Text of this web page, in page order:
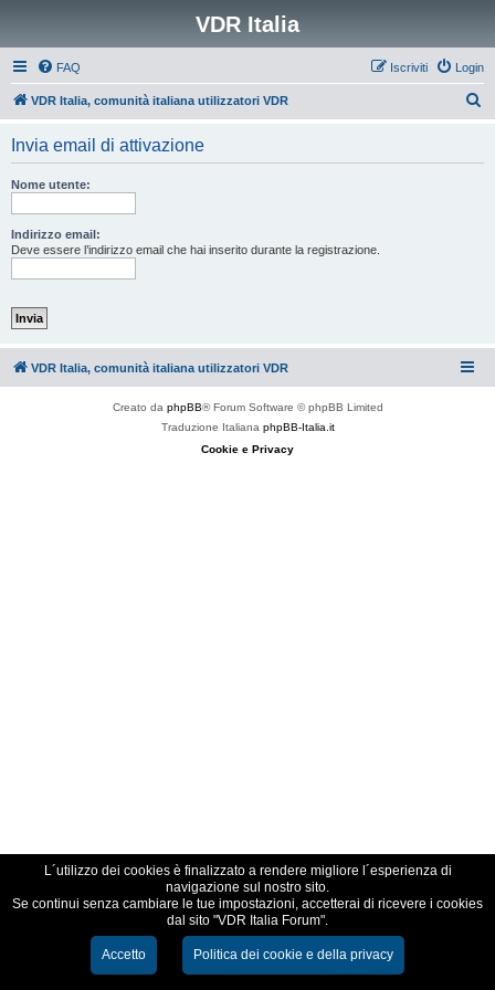
VDR Italia
FAQ Login
Iscriviti
VDR Italia, comunità italiana utilizzatori VDR
Invia email di attivazione
Nome utente:
Indirizzo email:
Deve essere l’indirizzo email che hai inserito durante la registrazione.
VDR Italia, comunità italiana utilizzatori VDR
Creato da phpBB® Forum Software © phpBB Limited
Traduzione Italiana phpBB-Italia.it
Cookie e Privacy
L´utilizzo dei cookies è finalizzato a rendere migliore l´esperienza di
navigazione sul nostro sito.
Se continui senza cambiare le tue impostazioni, accetterai di ricevere i cookies
dal sito "VDR Italia Forum".
Accetto Politica dei cookie e della privacy